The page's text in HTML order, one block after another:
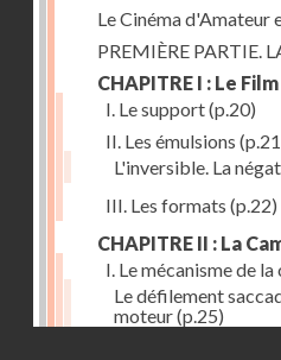
Le Cinéma d'Amateur
PREMIÈRE PARTIE.
CHAPITRE I : Le Film
I. Le support(p.20)
II. Les émulsions
L'inversible. La
III. Les formats (p.22)
CHAPITRE II : La
I. Le mécanisme de la
Le défilement
moteur(p.25)